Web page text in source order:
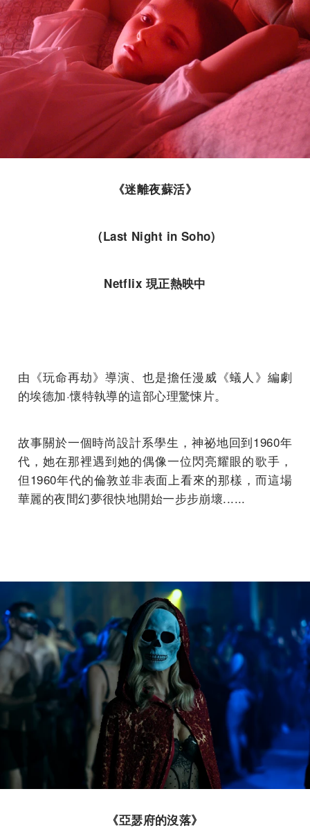
《迷離夜蘇活》
(Last Night in Soho)
Netflix 現正熱映中
由《玩命再劫》導演、也是擔任漫威《蟻人》編劇
的埃德加·懷特執導的這部心理驚悚片。
故事關於一個時尚設計系學生，神祕地回到1960年
代，她在那裡遇到她的偶像一位閃亮耀眼的歌手，
但1960年代的倫敦並非表面上看來的那樣，而這場
華麗的夜間幻夢很快地開始一步步崩壞......
《亞瑟府的沒落》